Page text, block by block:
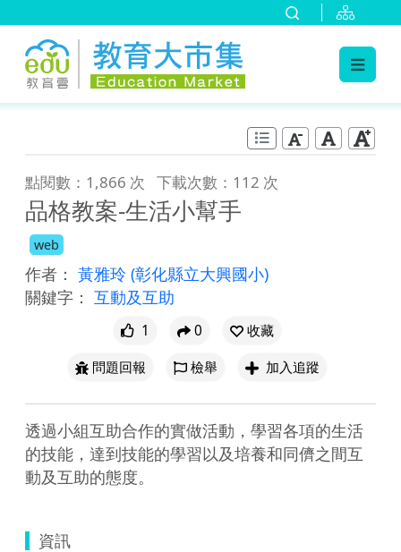
點閱數：1,866 次 下載次數：112 次
品格教案-生活小幫手
web
作者： 黃雅玲 (彰化縣立大興國小)
關鍵字： 互動及互助
1 0
收藏
問題回報
檢舉 加入追蹤
透過小組互助合作的實做活動，學習各項的生活
的技能，達到技能的學習以及培養和同儕之間互
動及互助的態度。
資訊